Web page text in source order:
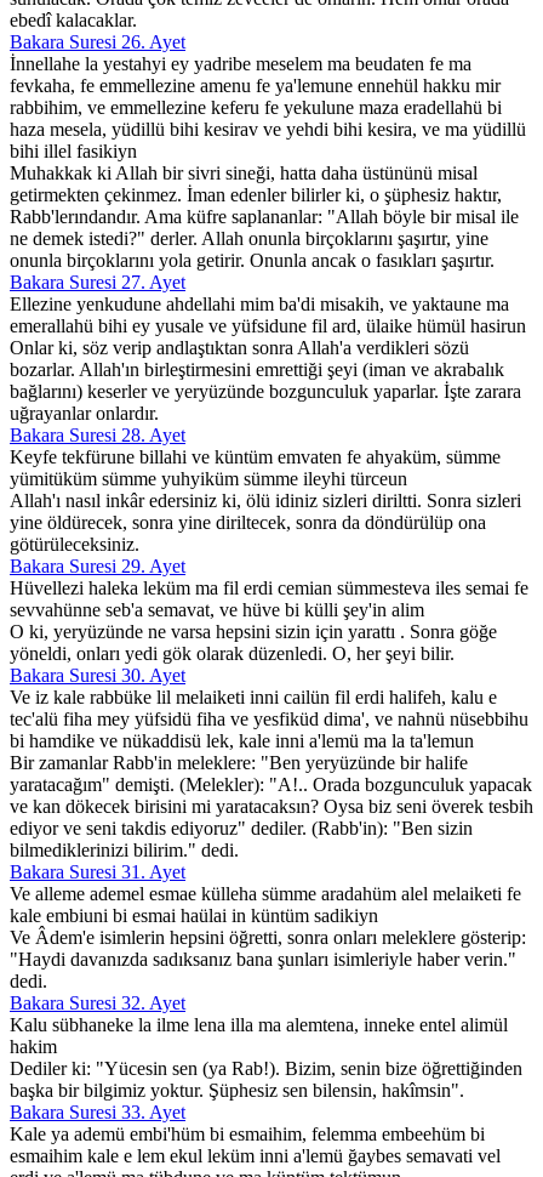
ebedî kalacaklar.
Bakara Suresi 26. Ayet
İnnellahe la yestahyi ey yadribe meselem ma beudaten fe ma
fevkaha, fe emmellezine amenu fe ya'lemune ennehül hakku mir
rabbihim, ve emmellezine keferu fe yekulune maza eradellahü bi
haza mesela, yüdillü bihi kesirav ve yehdi bihi kesira, ve ma yüdillü
bihi illel fasikiyn
Muhakkak ki Allah bir sivri sineği, hatta daha üstününü misal
getirmekten çekinmez. İman edenler bilirler ki, o şüphesiz haktır,
Rabb'lerındandır. Ama küfre saplananlar: "Allah böyle bir misal ile
ne demek istedi?" derler. Allah onunla birçoklarını şaşırtır, yine
onunla birçoklarını yola getirir. Onunla ancak o fasıkları şaşırtır.
Bakara Suresi 27. Ayet
Ellezine yenkudune ahdellahi mim ba'di misakih, ve yaktaune ma
emerallahü bihi ey yusale ve yüfsidune fil ard, ülaike hümül hasirun
Onlar ki, söz verip andlaştıktan sonra Allah'a verdikleri sözü
bozarlar. Allah'ın birleştirmesini emrettiği şeyi (iman ve akrabalık
bağlarını) keserler ve yeryüzünde bozgunculuk yaparlar. İşte zarara
uğrayanlar onlardır.
Bakara Suresi 28. Ayet
Keyfe tekfürune billahi ve küntüm emvaten fe ahyaküm, sümme
yümitüküm sümme yuhyiküm sümme ileyhi türceun
Allah'ı nasıl inkâr edersiniz ki, ölü idiniz sizleri diriltti. Sonra sizleri
yine öldürecek, sonra yine diriltecek, sonra da döndürülüp ona
götürüleceksiniz.
Bakara Suresi 29. Ayet
Hüvellezi haleka leküm ma fil erdi cemian sümmesteva iles semai fe
sevvahünne seb'a semavat, ve hüve bi külli şey'in alim
O ki, yeryüzünde ne varsa hepsini sizin için yarattı . Sonra göğe
yöneldi, onları yedi gök olarak düzenledi. O, her şeyi bilir.
Bakara Suresi 30. Ayet
Ve iz kale rabbüke lil melaiketi inni cailün fil erdi halifeh, kalu e
tec'alü fiha mey yüfsidü fiha ve yesfiküd dima', ve nahnü nüsebbihu
bi hamdike ve nükaddisü lek, kale inni a'lemü ma la ta'lemun
Bir zamanlar Rabb'in meleklere: "Ben yeryüzünde bir halife
yaratacağım" demişti. (Melekler): "A!.. Orada bozgunculuk yapacak
ve kan dökecek birisini mi yaratacaksın? Oysa biz seni överek tesbih
ediyor ve seni takdis ediyoruz" dediler. (Rabb'in): "Ben sizin
bilmediklerinizi bilirim." dedi.
Bakara Suresi 31. Ayet
Ve alleme ademel esmae külleha sümme aradahüm alel melaiketi fe
kale embiuni bi esmai haülai in küntüm sadikiyn
Ve Âdem'e isimlerin hepsini öğretti, sonra onları meleklere gösterip:
"Haydi davanızda sadıksanız bana şunları isimleriyle haber verin."
dedi.
Bakara Suresi 32. Ayet
Kalu sübhaneke la ilme lena illa ma alemtena, inneke entel alimül
hakim
Dediler ki: "Yücesin sen (ya Rab!). Bizim, senin bize öğrettiğinden
başka bir bilgimiz yoktur. Şüphesiz sen bilensin, hakîmsin".
Bakara Suresi 33. Ayet
Kale ya ademü embi'hüm bi esmaihim, felemma embeehüm bi
esmaihim kale e lem ekul leküm inni a'lemü ğaybes semavati vel